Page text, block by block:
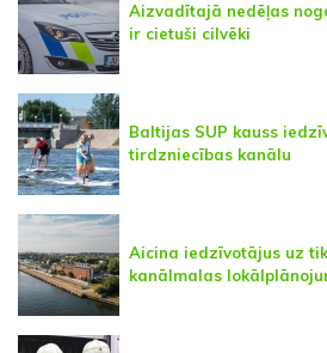
Aizvadītajā nedēļas
ir cietuši cilvēki
Baltijas SUP kauss
tirdzniecības kanālu
Aicina iedzīvotājus uz
kanālmalas